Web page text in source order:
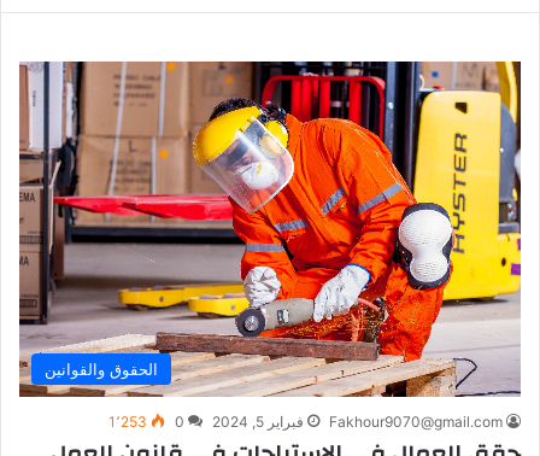
الحقوق والقوانين
Fakhour9070@gmail.com فبراير 5, 2024 0 1٬253